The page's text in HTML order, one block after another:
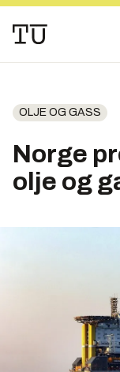
OLJE OG GASS
Norge
olje og